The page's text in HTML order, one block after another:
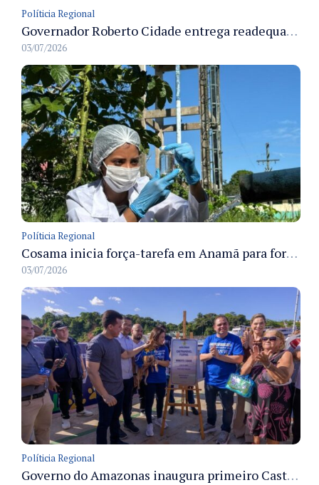
Políticia Regional
Governador Roberto Cidade entrega readequação do ambulatório da FCecon e amplia capacidade de atendimento oncológico em Manaus
03/07/2026
Políticia Regional
Cosama inicia força-tarefa em Anamã para fortalecer abastecimento de água e segurança hídrica da população
03/07/2026
Políticia Regional
Governo do Amazonas inaugura primeiro Castramóvel Fluvial para atendimento veterinário às comunidades ribeirinhas e castração gratuita